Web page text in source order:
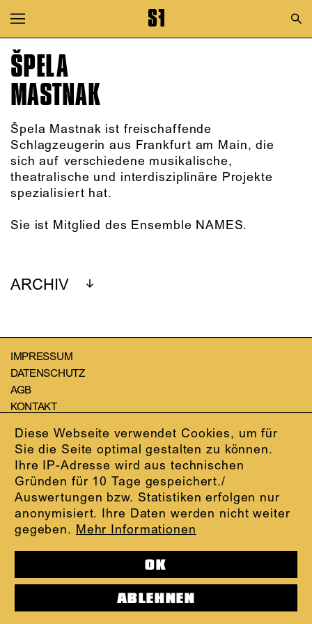
Zur Hauptnavigation springen
Zum Hauptinhalt springen
Zum Footer springen
Diese Webseite verwendet Cookies, um für
Sie die Seite optimal gestalten zu können.
Ihre IP-Adresse wird aus technischen
Gründen für 10 Tage gespeichert./
Auswertungen bzw. Statistiken erfolgen nur
anonymisiert. Ihre Daten werden nicht weiter
gegeben. Mehr Informationen
OK
ABLEHNEN
ŠPELA
MASTNAK
Špela Mastnak ist freischaffende
Schlagzeugerin aus Frankfurt am Main, die
sich auf verschiedene musikalische,
theatralische und interdisziplinäre Projekte
spezialisiert hat.
Sie ist Mitglied des Ensemble NAMES.
ARCHIV
IMPRESSUM
DATENSCHUTZ
AGB
KONTAKT
PRESSE
NEWSLETTER
AUDIOFORMATE
KARTENTELEFON:
069.212.49.49.4